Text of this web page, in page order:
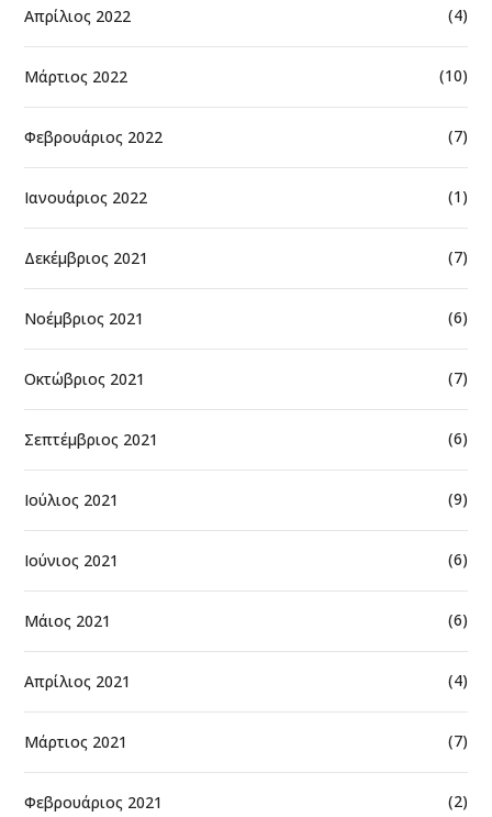
Απρίλιος 2022 (4)
Μάρτιος 2022 (10)
Φεβρουάριος 2022 (7)
Ιανουάριος 2022 (1)
Δεκέμβριος 2021 (7)
Νοέμβριος 2021 (6)
Οκτώβριος 2021 (7)
Σεπτέμβριος 2021 (6)
Ιούλιος 2021 (9)
Ιούνιος 2021 (6)
Μάιος 2021 (6)
Απρίλιος 2021 (4)
Μάρτιος 2021 (7)
Φεβρουάριος 2021 (2)